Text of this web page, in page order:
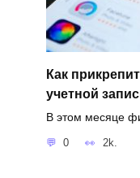
Как
учетной
В этом месяце
0 2k.